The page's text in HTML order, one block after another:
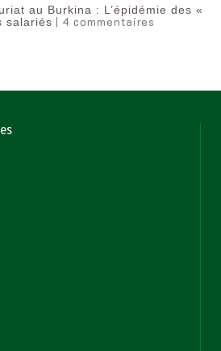
au Burkina : L’épidémie des «
salariés | 4 commentaires